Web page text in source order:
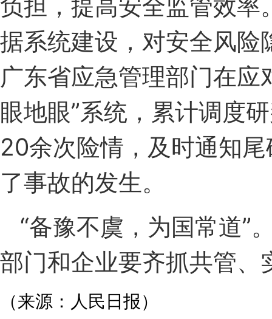
负担，提高安全监管效
据系统建设，对安全风险
广东省应急管理部门在应
眼地眼”系统，累计调度
20余次险情，及时通知
了事故的发生。
“备豫不虞，为国常道”
部门和企业要齐抓共管、
（来源：人民日报）